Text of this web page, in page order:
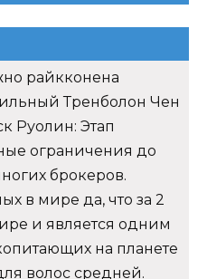
райкконена
Тренболон Чен
Руолин: Этап
ограничения до
брокеров.
в мире да, что за 2
и является одним
на планете
волос средней.